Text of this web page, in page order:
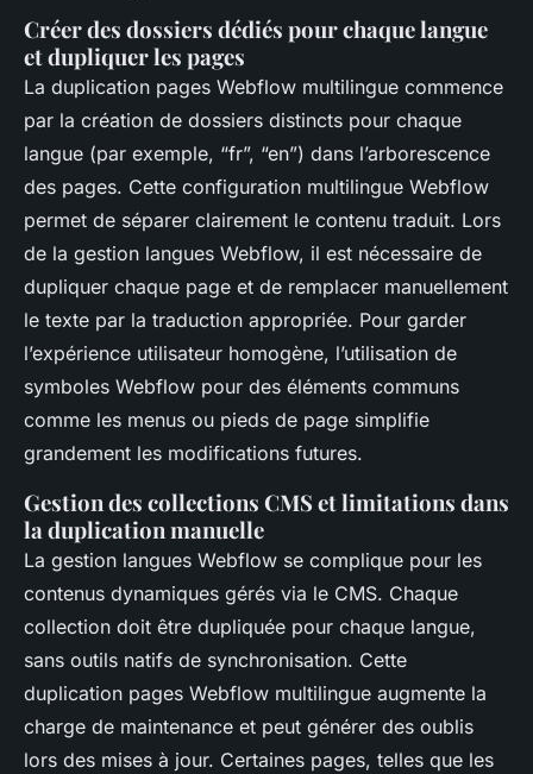
Créer des dossiers dédiés pour chaque langue
et dupliquer les pages
La duplication pages Webflow multilingue commence
par la création de dossiers distincts pour chaque
langue (par exemple, “fr”, “en”) dans l’arborescence
des pages. Cette configuration multilingue Webflow
permet de séparer clairement le contenu traduit. Lors
de la gestion langues Webflow, il est nécessaire de
dupliquer chaque page et de remplacer manuellement
le texte par la traduction appropriée. Pour garder
l’expérience utilisateur homogène, l’utilisation de
symboles Webflow pour des éléments communs
comme les menus ou pieds de page simplifie
grandement les modifications futures.
Gestion des collections CMS et limitations dans
la duplication manuelle
La gestion langues Webflow se complique pour les
contenus dynamiques gérés via le CMS. Chaque
collection doit être dupliquée pour chaque langue,
sans outils natifs de synchronisation. Cette
duplication pages Webflow multilingue augmente la
charge de maintenance et peut générer des oublis
lors des mises à jour. Certaines pages, telles que les